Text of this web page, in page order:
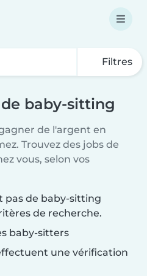
Filtres
baby-sitting
de l'argent en
Trouvez des jobs de
vous, selon vos
pas de baby-sitting
de recherche.
baby-sitters
une vérification